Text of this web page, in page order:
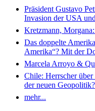
Präsident Gustavo
Invasion der USA
Kretzmann,
Das doppelte
Amerika“? Mit der
Marcela Arroyo &
Chile: Herrscher
der neuen Geopolitik?
mehr...